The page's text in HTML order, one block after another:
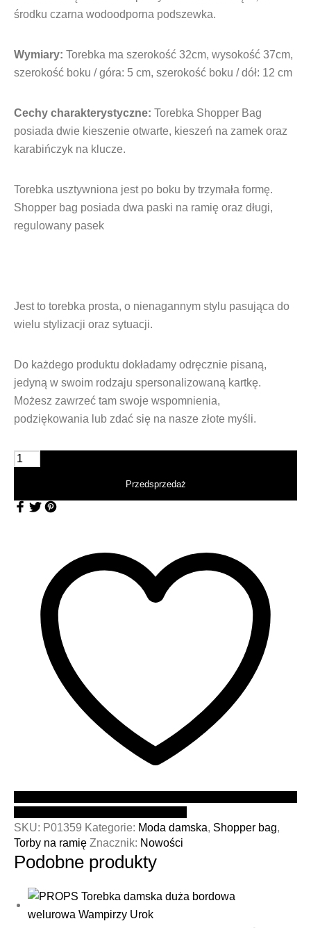
środku czarna wodoodporna podszewka.
Wymiary: Torebka ma szerokość 32cm, wysokość 37cm,
szerokość boku / góra: 5 cm, szerokość boku / dół: 12 cm
Cechy charakterystyczne:Torebka Shopper Bag
posiada dwie kieszenie otwarte, kieszeń na zamek oraz
karabińczyk na klucze.
Torebka usztywniona jest po boku by trzymała formę.
Shopper bag posiada dwa paski na ramię oraz długi,
regulowany pasek
Jest to torebka prosta, o nienagannym stylu pasująca do
wielu stylizacji oraz sytuacji.
Do każdego produktu dokładamy odręcznie pisaną,
jedyną w swoim rodzaju spersonalizowaną kartkę.
Możesz zawrzeć tam swoje wspomnienia,
podziękowania lub zdać się na nasze złote myśli.
ilość Torebka damska Shopper Bag PROPS Czerwona z żurawiem
Przedsprzedaż
SKU: P01359 Kategorie: Moda damska, Shopper bag,
Torby na ramię Znacznik: Nowości
Podobne produkty